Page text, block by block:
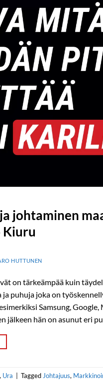
johtaminen
Kiuru
HUTTUNEN
on tärkeämpää kuin
puhuja joka on
Samsung,
jälkeen hän on asunut eri
, Ura Tagged Johtajuus,